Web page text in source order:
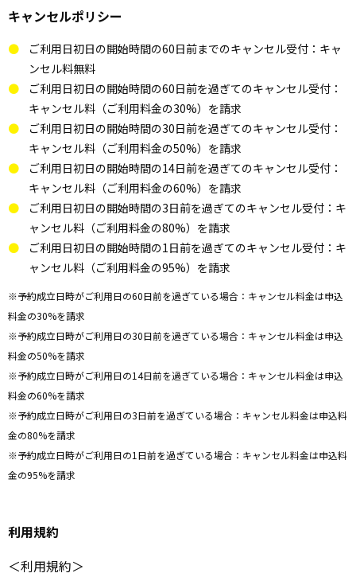
キャンセルポリシー
ご利用日初日の開始時間の60日前までのキャンセル受付：キャ
ンセル料無料
ご利用日初日の開始時間の60日前を過ぎてのキャンセル受付：
キャンセル料（ご利用料金の30%）を請求
ご利用日初日の開始時間の30日前を過ぎてのキャンセル受付：
キャンセル料（ご利用料金の50%）を請求
ご利用日初日の開始時間の14日前を過ぎてのキャンセル受付：
キャンセル料（ご利用料金の60%）を請求
ご利用日初日の開始時間の3日前を過ぎてのキャンセル受付：キ
ャンセル料（ご利用料金の80%）を請求
ご利用日初日の開始時間の1日前を過ぎてのキャンセル受付：キ
ャンセル料（ご利用料金の95%）を請求
※予約成立日時がご利用日の60日前を過ぎている場合：キャンセル料金は申込
料金の30%を請求
※予約成立日時がご利用日の30日前を過ぎている場合：キャンセル料金は申込
料金の50%を請求
※予約成立日時がご利用日の14日前を過ぎている場合：キャンセル料金は申込
料金の60%を請求
※予約成立日時がご利用日の3日前を過ぎている場合：キャンセル料金は申込料
金の80%を請求
※予約成立日時がご利用日の1日前を過ぎている場合：キャンセル料金は申込料
金の95%を請求
利用規約
＜利用規約＞